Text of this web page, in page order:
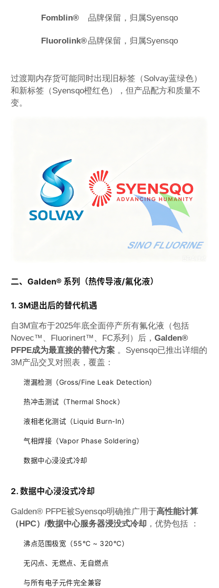
Fomblin® 品牌保留，归属Syensqo
Fluorolink®品牌保留，归属Syensqo
过渡期内存货可能同时出现旧标签（Solvay蓝绿色）
和新标签（Syensqo橙红色），但产品配方和质量不
变。
二、Galden® 系列（热传导液/氟化液）
1. 3M退出后的替代机遇
自3M宣布于2025年底全面停产所有氟化液（包括
Novec™、Fluorinert™、FC系列）后，Galden®
PFPE成为最直接的替代方案 。Syensqo已推出详细的
3M产品交叉对照表，覆盖：
泄漏检测（Gross/Fine Leak Detection）
热冲击测试（Thermal Shock）
液相老化测试（Liquid Burn-In）
气相焊接（Vapor Phase Soldering）
数据中心浸没式冷却
2. 数据中心浸没式冷却
Galden® PFPE被Syensqo明确推广用于高性能计算
（HPC）/数据中心服务器浸没式冷却 ，优势包括 ：
沸点范围极宽（55°C ~ 320°C）
无闪点、无燃点、无自燃点
与所有电子元件完全兼容